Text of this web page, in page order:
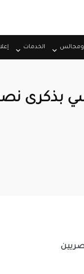
ومجالس الخدمات
بذكرى